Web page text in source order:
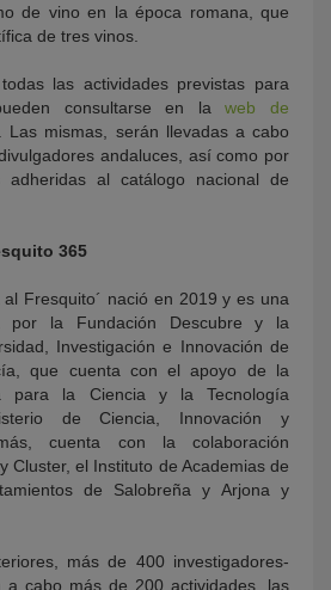
de vino en la época romana, que
de tres vinos.
las actividades previstas para
consultarse en laweb de
. Las mismas, serán llevadas a cabo
andaluces, así como por
adheridas al catálogo nacional de
365
Fresquito´ nació en 2019 y es una
por la Fundación Descubre y la
Investigación e Innovación de
que cuenta con el apoyo de la
para la Ciencia y la Tecnología
de Ciencia, Innovación y
cuenta con la colaboración
Cluster, el Instituto de Academias de
de Salobreña y Arjona y
más de 400 investigadores-
a cabo más de 200 actividades, las